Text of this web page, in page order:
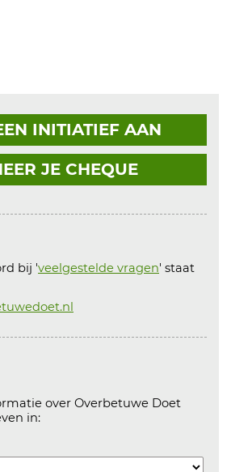
INITIATIEF AAN
JE CHEQUE
bij 'veelgestelde vragen' staat
over Overbetuwe Doet
in:Aanvinken om informatie over